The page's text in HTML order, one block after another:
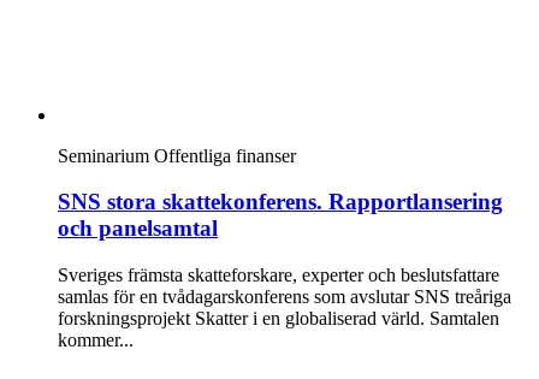
Seminarium Offentliga finanser
SNS stora skattekonferens. Rapportlansering
och panelsamtal
Sveriges främsta skatteforskare, experter och beslutsfattare
samlas för en tvådagarskonferens som avslutar SNS treåriga
forskningsprojekt Skatter i en globaliserad värld. Samtalen
kommer...